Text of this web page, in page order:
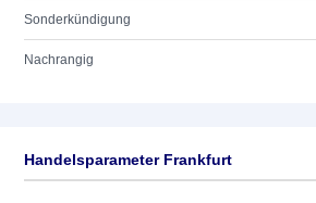
Sonderkündigung
Nachrangig
Handelsparameter Frankfurt